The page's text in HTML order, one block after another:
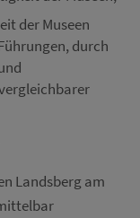
der
Daten werden
Eine
die Funktion
so dass diese gekürzt
zugeordnet
Dieser Modus
sich das Video
der Museen
durch
Landsberg am